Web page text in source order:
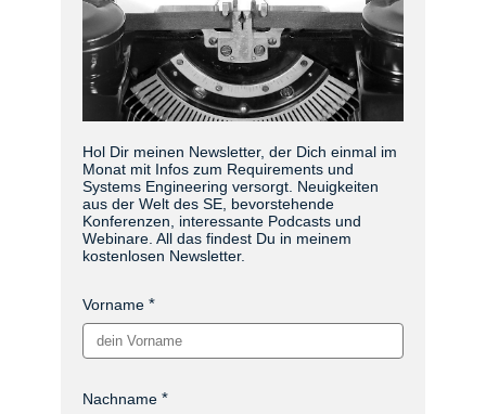
Hol Dir meinen Newsletter, der Dich einmal im
Monat mit Infos zum Requirements und
Systems Engineering versorgt. Neuigkeiten
aus der Welt des SE, bevorstehende
Konferenzen, interessante Podcasts und
Webinare. All das findest Du in meinem
kostenlosen Newsletter.
Vorname
Nachname